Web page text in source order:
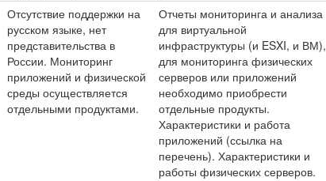
Отсутствие поддержки на
русском языке, нет
представительства в
России. Мониторинг
приложений и физической
среды осуществляется
отдельными продуктами.
Отчеты мониторинга и анализа
для виртуальной
инфраструктуры (и ESXI, и ВМ),
для мониторинга физических
серверов или приложений
необходимо приобрести
отдельные продукты.
Характеристики и работа
приложений (ссылка на
перечень). Характеристики и
работы физических серверов.